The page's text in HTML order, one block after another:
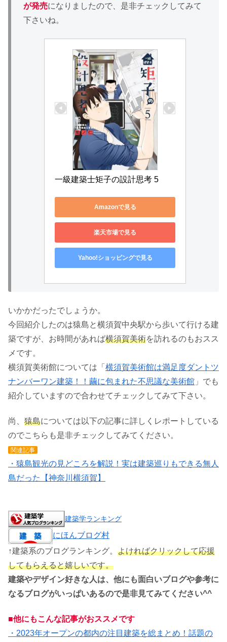
が発売になりましたので、是非チェックしてみて
下さいね。
一級建築士矩子の設計思考 5
Amazonで見る
楽天市場で見る
Yahoo!ショッピングで見る
いかかだったでしょうか。
今回紹介したのは猿島と横須賀中央駅から歩いて行ける建
築ですが、お時間があれば横須賀美術を訪れるのもおスス
メです。
横須賀美術館については「 横須賀美術館は満足度ダントツ
ナンバーワン建築！！繭に包まれた不思議な美術館 」でも
紹介していますので合わせてチェックしてみて下さい。
尚、 猿島については以下の記事に詳しくレポートしている
のでこちらも是非チェックしてみてください。
関連記事
・猿島観光の見どころを解説！実は建築巡りもできる無人
島だった【神奈川横須賀】
建築学ランキング
にほんブログ村
↑建築系のブログランキング。 よければクリックして応援
してもらえると嬉しいです。
建築やデザイン好きな人は、他にも面白いブログや参考に
なるブログがいっぱいあるので是非見てみてください^^
■他にもこんな記事がおススメです
・2023年オープンの都内の注目建築を総まとめ！話題の